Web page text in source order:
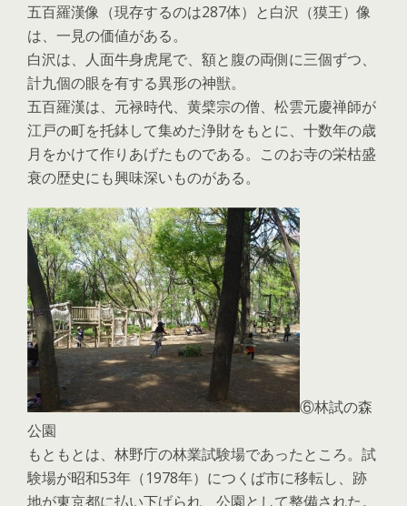
五百羅漢像（現存するのは287体）と白沢（獏王）像
は、一見の価値がある。
白沢は、人面牛身虎尾で、額と腹の両側に三個ずつ、
計九個の眼を有する異形の神獣。
五百羅漢は、元禄時代、黄檗宗の僧、松雲元慶禅師が
江戸の町を托鉢して集めた浄財をもとに、十数年の歳
月をかけて作りあげたものである。このお寺の栄枯盛
衰の歴史にも興味深いものがある。
⑥林試の森
公園
もともとは、林野庁の林業試験場であったところ。試
験場が昭和53年（1978年）につくば市に移転し、跡
地が東京都に払い下げられ、公園として整備された。